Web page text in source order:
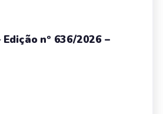
nº 636/2026 –